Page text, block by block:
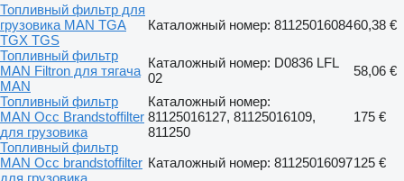
Топливный фильтр для
грузовика MAN TGA
TGX TGS
Каталожный номер: 8112501608460,38 €
Топливный фильтр
MAN Filtron для тягача
MAN
Каталожный номер: D0836 LFL
02
58,06 €
Топливный фильтр
MAN Occ Brandstoffilter
для грузовика
Каталожный номер:
81125016127, 81125016109,
811250
175 €
Топливный фильтр
MAN Occ brandstoffilter
для грузовика
Каталожный номер: 81125016097125 €